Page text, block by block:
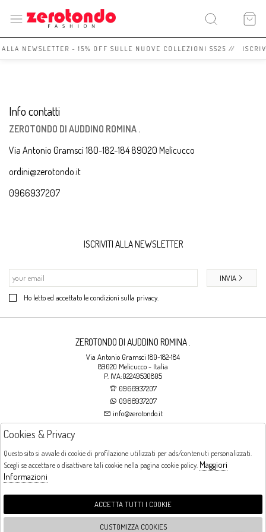
NEWSLETTER - 15% OFF SULLE NUOVE COLLEZIONI SS25 //
Info contatti
ZEROTONDO DI AUDDINO ROMINA .
Via Antonio Gramsci 180-182-184 89020 Melicucco
ordini@zerotondo.it
0966937207
ISCRIVITI ALLA NEWSLETTER
Ho letto ed accettato le condizioni sulla privacy.
INVIA
ZEROTONDO DI AUDDINO ROMINA .
Via Antonio Gramsci 180-182-184
89020 Melicucco - Italia
P. IVA:02249530805
0966937207
0966937207
info@zerotondo.it
Orari di apertura
LUNEDI: CHIUSO LA MATTINA - DALLE 16:00 ALLE 20:00 DAL MARTEDI AL
Cookies & Privacy
Questo sito si avvale di cookie di profilazione utilizzati per ads/contenuti personalizzati.
Scegli se accettare o disattivare tali cookie nella pagina cookie policy. Maggiori
Informazioni
ACCETTA TUTTI I COOKIE
CUSTOMIZZA COOKIES